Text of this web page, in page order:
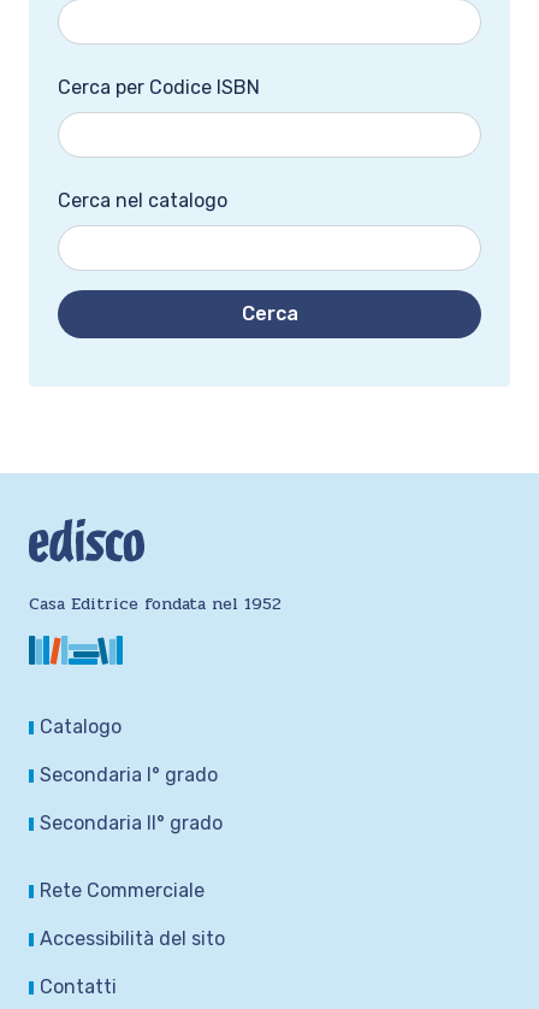
Cerca per Codice ISBN
Cerca nel catalogo
Cerca
Casa Editrice fondata nel 1952
Catalogo
Secondaria I° grado
Secondaria II° grado
Rete Commerciale
Accessibilità del sito
Contatti